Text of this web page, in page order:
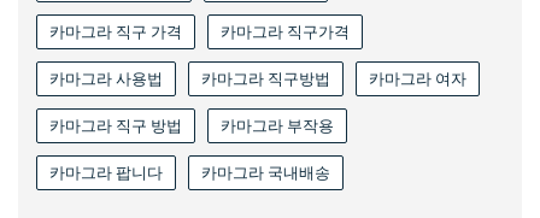
카마그라 직구 가격 카마그라 직구가격
카마그라 사용법 카마그라 직구방법 카마그라 여자
카마그라 직구 방법 카마그라 부작용
카마그라 팝니다 카마그라 국내배송